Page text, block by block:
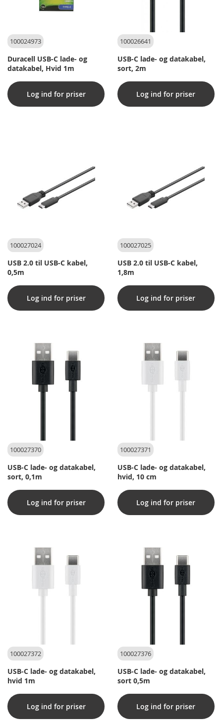
100024973
Duracell USB-C lade- og
datakabel, Hvid 1m
Log ind for priser
100026641
USB-C lade- og datakabel,
sort, 2m
Log ind for priser
100027024
USB 2.0 til USB-C kabel,
0,5m
Log ind for priser
100027025
USB 2.0 til USB-C kabel,
1,8m
Log ind for priser
100027370
USB-C lade- og datakabel,
sort, 0,1m
Log ind for priser
100027371
USB-C lade- og datakabel,
hvid, 10 cm
Log ind for priser
100027372
USB-C lade- og datakabel,
hvid 1m
Log ind for priser
100027376
USB-C lade- og datakabel,
sort 0,5m
Log ind for priser